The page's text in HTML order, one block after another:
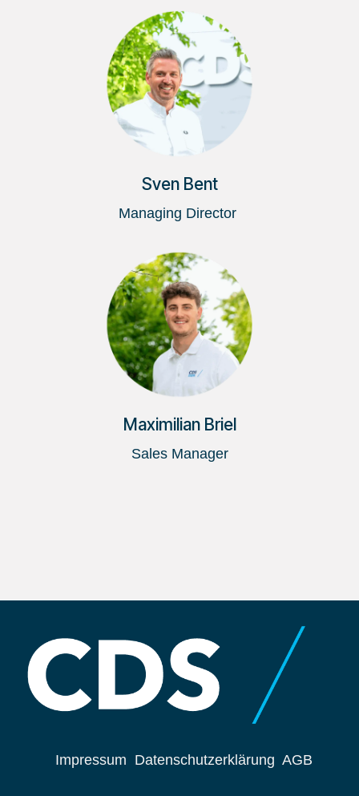
Sven Bent
Managing Director
Maximilian Briel
Sales Manager
Impressum Datenschutzerklärung AGB